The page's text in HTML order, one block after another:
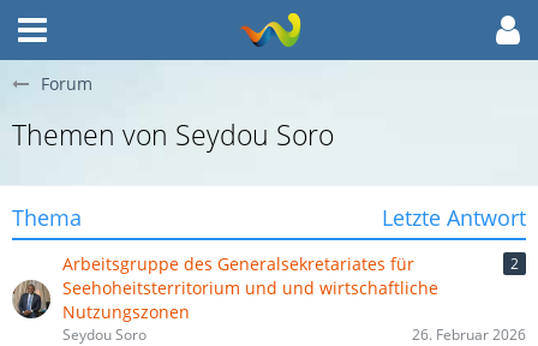
Forum
Themen von Seydou Soro
Thema Letzte Antwort
Arbeitsgruppe des Generalsekretariates für
Seehoheitsterritorium und und wirtschaftliche
Nutzungszonen
2
Seydou Soro 26. Februar 2026